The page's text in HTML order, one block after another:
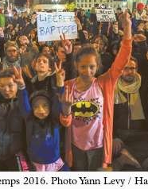
2016. Photo Yann Levy /